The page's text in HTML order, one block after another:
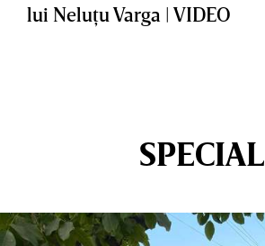
lui Neluţu Varga | VIDEO
SPECIAL